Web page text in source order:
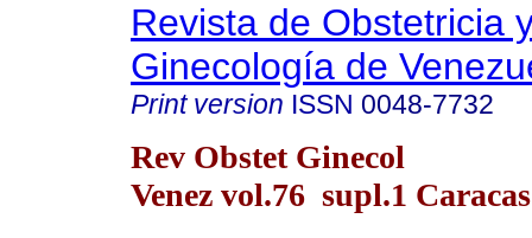
Revista de Obstetricia
Ginecología de
Print version ISSN 0048-7732
Rev Obstet Ginecol
Venez vol.76 supl.1